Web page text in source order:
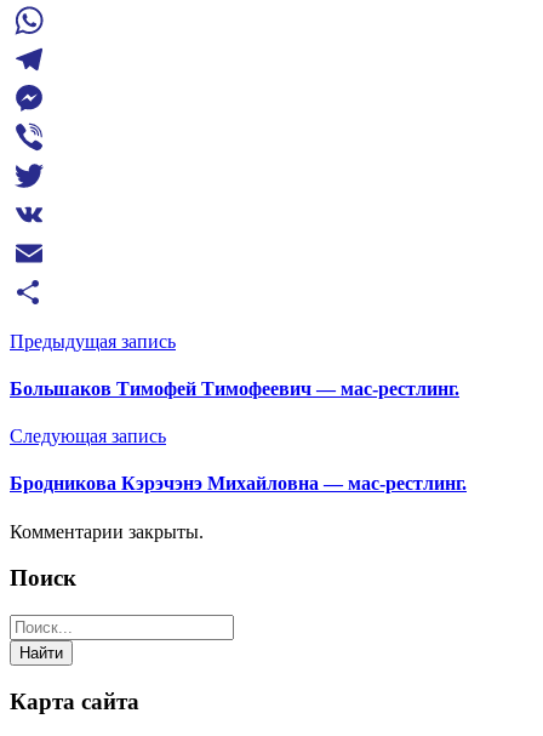
Facebook
WhatsApp
Telegram
Messenger
Viber
Twitter
VK
Email
Отправить
Предыдущая запись
Большаков Тимофей Тимофеевич — мас-рестлинг.
Следующая запись
Бродникова Кэрэчэнэ Михайловна — мас-рестлинг.
Комментарии закрыты.
Поиск
Карта сайта